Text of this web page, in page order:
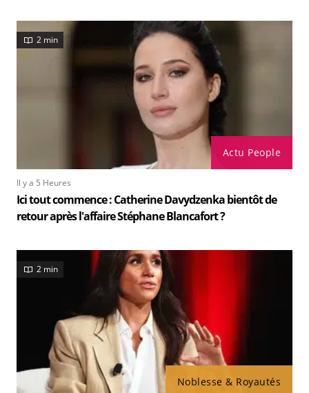
Actu People
2 min
Il y a 5 Heures
Ici tout commence : Catherine Davydzenka bientôt de
retour après l'affaire Stéphane Blancafort ?
Noblesse & Royautés
2 min